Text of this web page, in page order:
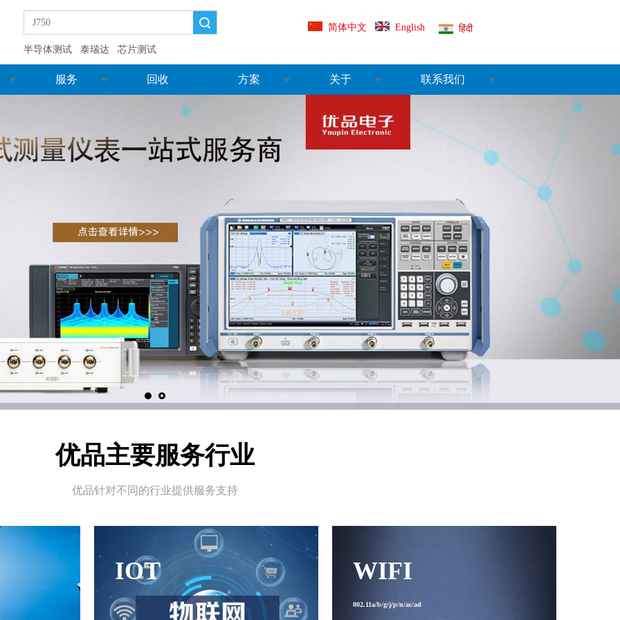
半导体测试 泰瑞达 芯片测试
简体中文 English हिंदी
服务 回收 方案 关于 联系我们
优品主要服务行业
优品针对不同的行业提供服务支持
IOT WIFI
802.11a/b/g/j/p/n/ac/ad